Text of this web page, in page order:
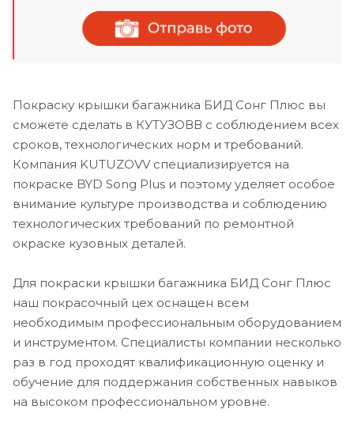
Покраску крышки багажника БИД Сонг Плюс вы
сможете сделать в КУТУЗОВВ с соблюдением всех
сроков, технологических норм и требований.
Компания KUTUZOVV специализируется на
покраске BYD Song Plus и поэтому уделяет особое
внимание культуре производства и соблюдению
технологических требований по ремонтной
окраске кузовных деталей.
Для покраски крышки багажника БИД Сонг Плюс
наш покрасочный цех оснащен всем
необходимым профессиональным оборудованием
и инструментом. Специалисты компании несколько
раз в год проходят квалификационную оценку и
обучение для поддержания собственных навыков
на высоком профессиональном уровне.